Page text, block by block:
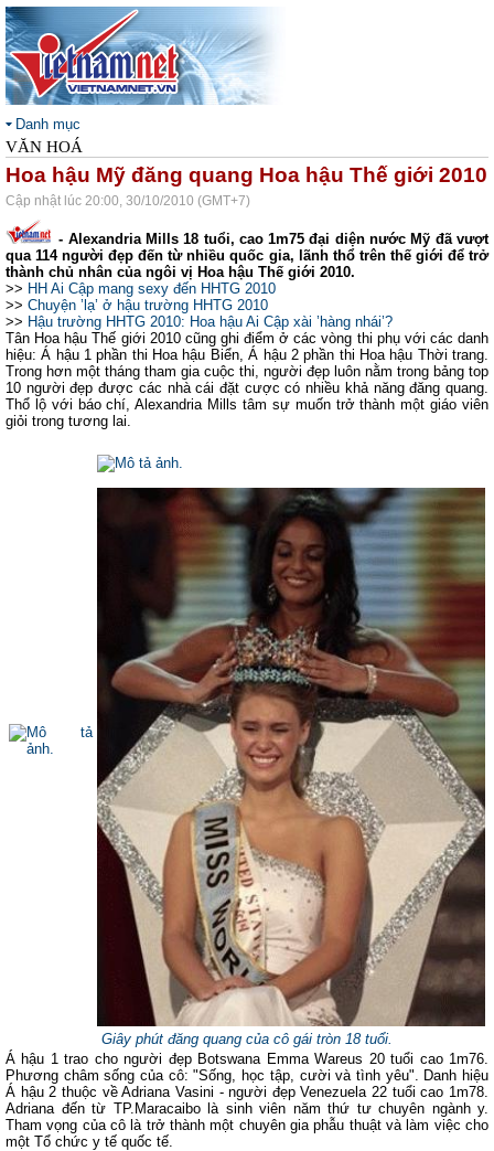
Danh mục
VĂN HOÁ
Hoa hậu Mỹ đăng quang Hoa hậu Thế giới 2010
Cập nhật lúc 20:00, 30/10/2010 (GMT+7)
- Alexandria Mills 18 tuổi, cao 1m75 đại diện nước Mỹ đã vượt
qua 114 người đẹp đến từ nhiều quốc gia, lãnh thổ trên thế giới để trở
thành chủ nhân của ngôi vị Hoa hậu Thế giới 2010.
>> HH Ai Cập mang sexy đến HHTG 2010
>> Chuyện ’lạ’ ở hậu trường HHTG 2010
>> Hậu trường HHTG 2010: Hoa hậu Ai Cập xài ’hàng nhái’?
Tân Hoa hậu Thế giới 2010 cũng ghi điểm ở các vòng thi phụ với các danh
hiệu: Á hậu 1 phần thi Hoa hậu Biển, Á hậu 2 phần thi Hoa hậu Thời trang.
Trong hơn một tháng tham gia cuộc thi, người đẹp luôn nằm trong bảng top
10 người đẹp được các nhà cái đặt cược có nhiều khả năng đăng quang.
Thổ lộ với báo chí, Alexandria Mills tâm sự muốn trở thành một giáo viên
giỏi trong tương lai.
Giây phút đăng quang của cô gái tròn 18 tuổi.
Á hậu 1 trao cho người đẹp Botswana Emma Wareus 20 tuổi cao 1m76.
Phương châm sống của cô: "Sống, học tập, cười và tình yêu". Danh hiệu
Á hậu 2 thuộc về Adriana Vasini - người đẹp Venezuela 22 tuổi cao 1m78.
Adriana đến từ TP.Maracaibo là sinh viên năm thứ tư chuyên ngành y.
Tham vọng của cô là trở thành một chuyên gia phẫu thuật và làm việc cho
một Tổ chức y tế quốc tế.